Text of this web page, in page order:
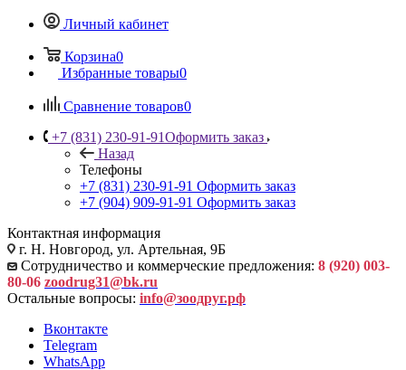
Личный кабинет
Корзина0
Избранные товары0
Сравнение товаров0
+7 (831) 230-91-91Оформить заказ
Назад
Телефоны
+7 (831) 230-91-91 Оформить заказ
+7 (904) 909-91-91 Оформить заказ
Контактная информация
г. Н. Новгород, ул. Артельная, 9Б
Сотрудничество и коммерческие предложения: 8 (920) 003-
80-06 zoodrug31@bk.ru
Остальные вопросы: info@зоодруг.рф
Вконтакте
Telegram
WhatsApp